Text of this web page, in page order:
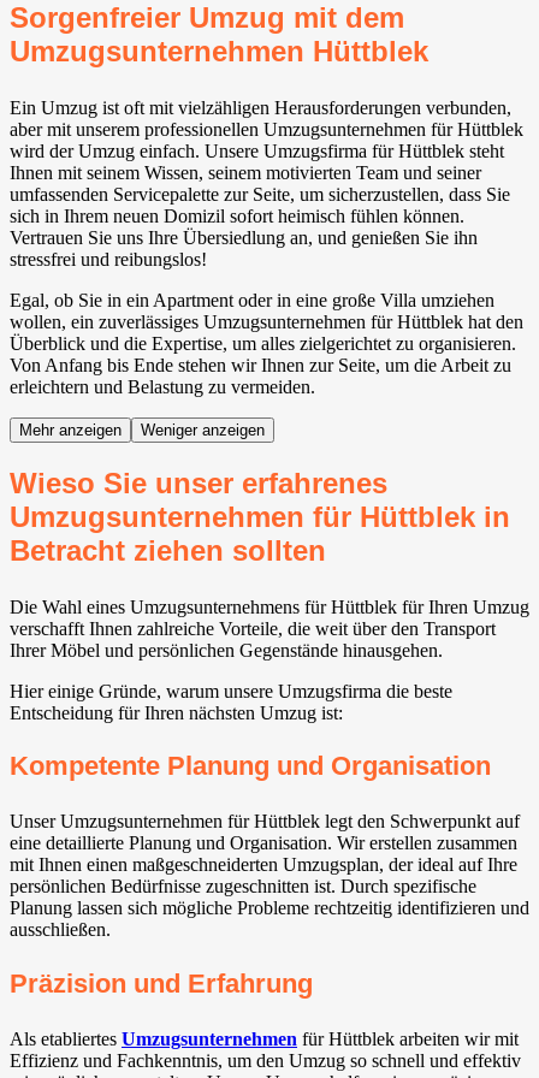
Sorgenfreier Umzug mit dem
Umzugsunternehmen Hüttblek
Ein Umzug ist oft mit vielzähligen Herausforderungen verbunden,
aber mit unserem professionellen Umzugsunternehmen für Hüttblek
wird der Umzug einfach. Unsere Umzugsfirma für Hüttblek steht
Ihnen mit seinem Wissen, seinem motivierten Team und seiner
umfassenden Servicepalette zur Seite, um sicherzustellen, dass Sie
sich in Ihrem neuen Domizil sofort heimisch fühlen können.
Vertrauen Sie uns Ihre Übersiedlung an, und genießen Sie ihn
stressfrei und reibungslos!
Egal, ob Sie in ein Apartment oder in eine große Villa umziehen
wollen, ein zuverlässiges Umzugsunternehmen für Hüttblek hat den
Überblick und die Expertise, um alles zielgerichtet zu organisieren.
Von Anfang bis Ende stehen wir Ihnen zur Seite, um die Arbeit zu
erleichtern und Belastung zu vermeiden.
Mehr anzeigen Weniger anzeigen
Wieso Sie unser erfahrenes
Umzugsunternehmen für Hüttblek in
Betracht ziehen sollten
Die Wahl eines Umzugsunternehmens für Hüttblek für Ihren Umzug
verschafft Ihnen zahlreiche Vorteile, die weit über den Transport
Ihrer Möbel und persönlichen Gegenstände hinausgehen.
Hier einige Gründe, warum unsere Umzugsfirma die beste
Entscheidung für Ihren nächsten Umzug ist:
Kompetente Planung und Organisation
Unser Umzugsunternehmen für Hüttblek legt den Schwerpunkt auf
eine detaillierte Planung und Organisation. Wir erstellen zusammen
mit Ihnen einen maßgeschneiderten Umzugsplan, der ideal auf Ihre
persönlichen Bedürfnisse zugeschnitten ist. Durch spezifische
Planung lassen sich mögliche Probleme rechtzeitig identifizieren und
ausschließen.
Präzision und Erfahrung
Als etabliertes Umzugsunternehmen für Hüttblek arbeiten wir mit
Effizienz und Fachkenntnis, um den Umzug so schnell und effektiv